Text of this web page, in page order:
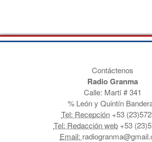
Contáctenos
Radio Granma
Calle: Martí # 341
% León y Quintín
Tel: Recepción +53
Tel: Redacción web+53
Email: